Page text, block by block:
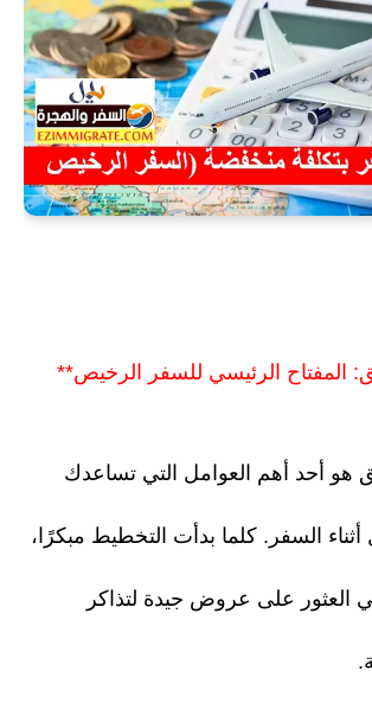
المفتاح الرئيسي للسفر الرخيص**
هو أحد أهم العوامل التي تساعدك
أثناء السفر. كلما بدأت التخطيط مبكرًا،
على عروض جيدة لتذاكر